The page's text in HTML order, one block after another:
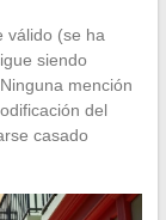
válido (se ha
siendo
mención
del
casado